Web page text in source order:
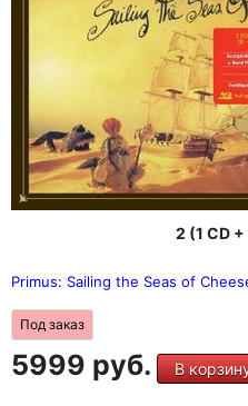
2 (1 CD
Primus: Sailing the Seas of
Под заказ
5999 руб. В